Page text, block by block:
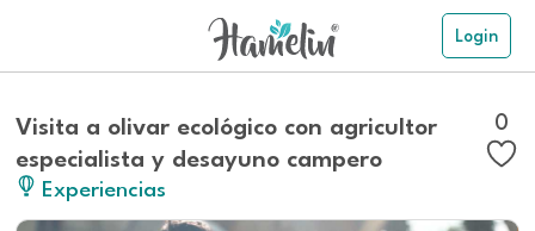
Login
Visita a olivar ecológico con agricultor
especialista y desayuno campero
Experiencias
0